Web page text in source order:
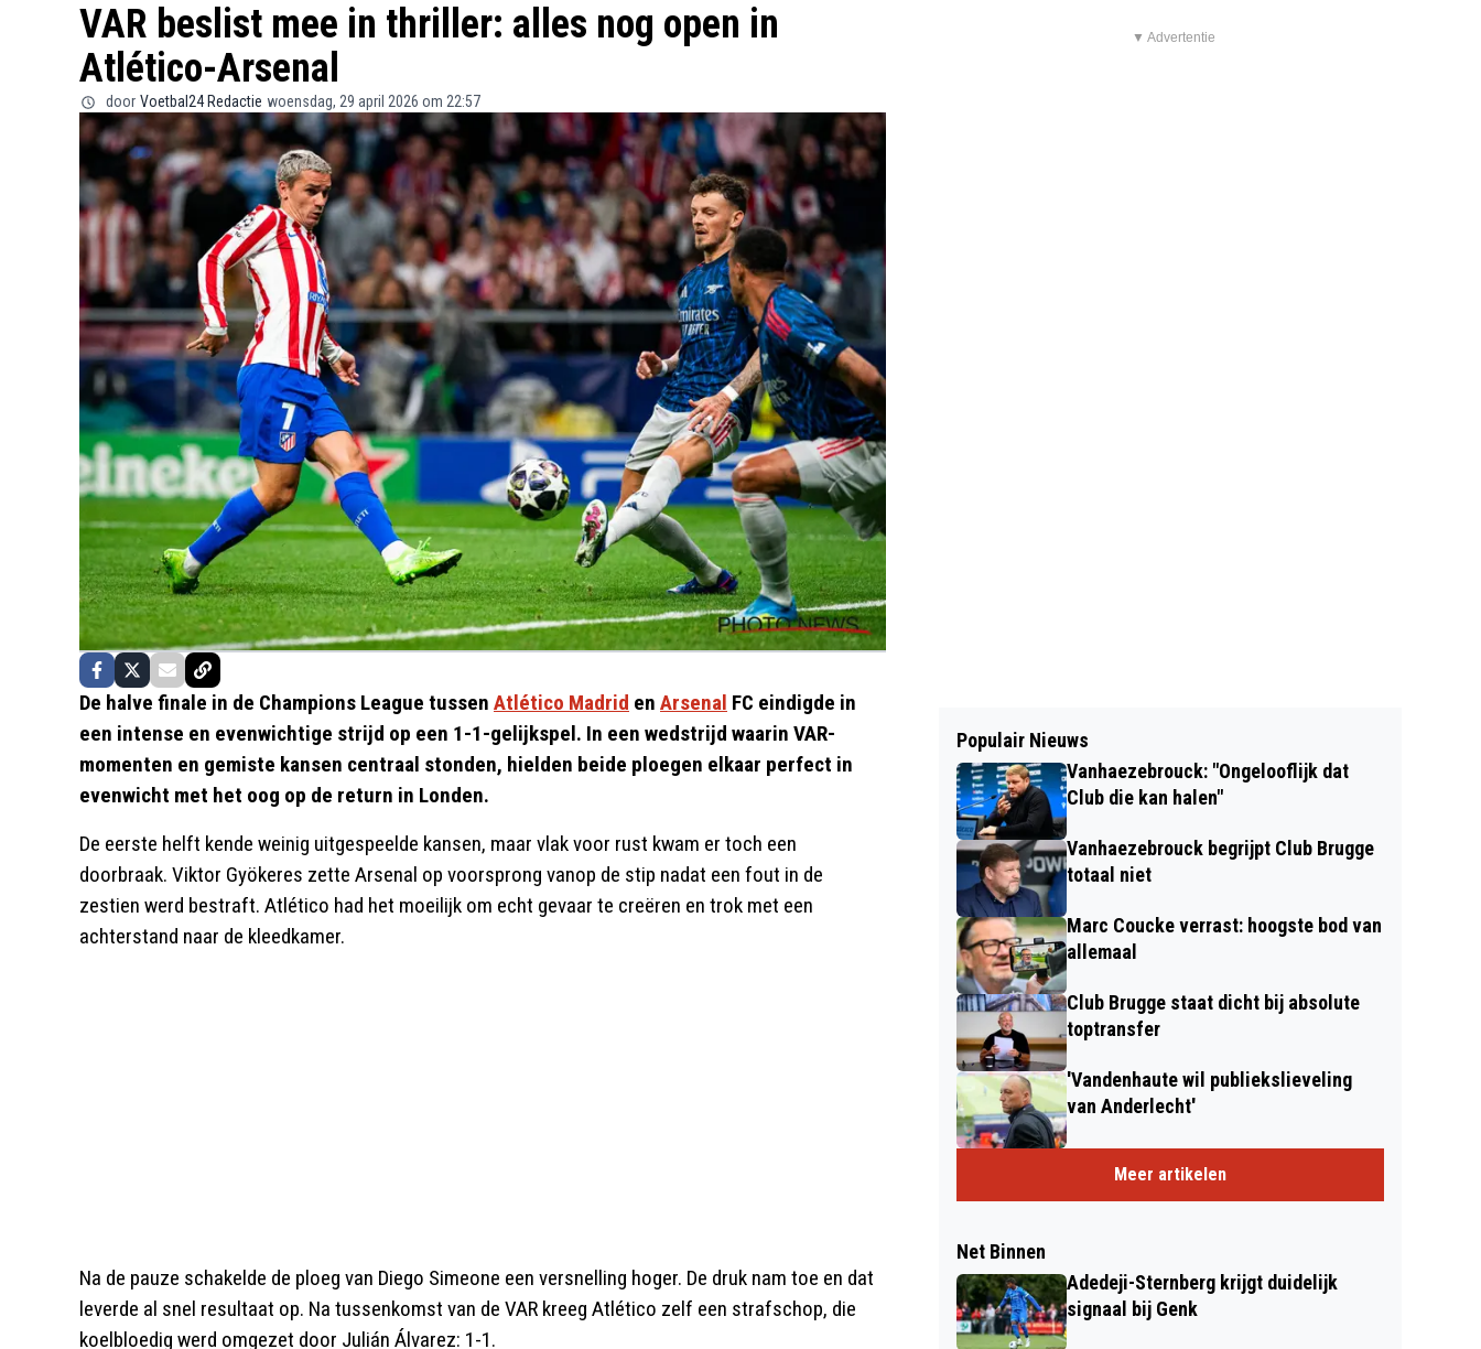
VAR beslist mee in thriller: alles nog open in
Atlético-Arsenal
door Voetbal24 Redactie woensdag, 29 april 2026 om 22:57
De halve finale in de Champions League tussen Atlético Madrid en Arsenal FC eindigde in
een intense en evenwichtige strijd op een 1-1-gelijkspel. In een wedstrijd waarin VAR-
momenten en gemiste kansen centraal stonden, hielden beide ploegen elkaar perfect in
evenwicht met het oog op de return in Londen.
De eerste helft kende weinig uitgespeelde kansen, maar vlak voor rust kwam er toch een
doorbraak. Viktor Gyökeres zette Arsenal op voorsprong vanop de stip nadat een fout in de
zestien werd bestraft. Atlético had het moeilijk om echt gevaar te creëren en trok met een
achterstand naar de kleedkamer.
Na de pauze schakelde de ploeg van Diego Simeone een versnelling hoger. De druk nam toe en dat
leverde al snel resultaat op. Na tussenkomst van de VAR kreeg Atlético zelf een strafschop, die
koelbloedig werd omgezet door Julián Álvarez: 1-1.
▼ Advertentie
Populair Nieuws
Vanhaezebrouck: "Ongelooflijk dat
Club die kan halen"
Vanhaezebrouck begrijpt Club Brugge
totaal niet
Marc Coucke verrast: hoogste bod van
allemaal
Club Brugge staat dicht bij absolute
toptransfer
'Vandenhaute wil publiekslieveling
van Anderlecht'
Meer artikelen
Net Binnen
Adedeji-Sternberg krijgt duidelijk
signaal bij Genk